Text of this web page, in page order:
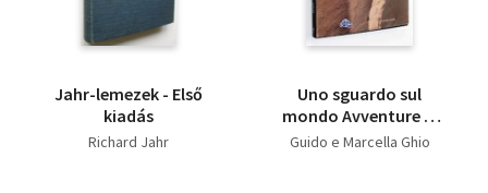
Jahr-lemezek - Első
kiadás
Richard Jahr
Uno sguardo sul
mondo Avventure di
viaggo
Guido e Marcella Ghio